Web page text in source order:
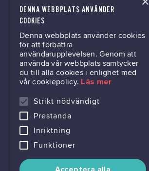
kontor@gil.se
031-63 64 80
Mölndalsvägen 30B
Box 24061
400 22 Göteborg
716444-6762
DENNA WEBBPLATS ANVÄNDER
COOKIES
Denna webbplats använder cookies
för att förbättra
användarupplevelsen. Genom att
använda vår webbplats samtycker
du till alla cookies i enlighet med
vår cookiepolicy. Läs mer
Strikt nödvändigt
Prestanda
Inriktning
Funktioner